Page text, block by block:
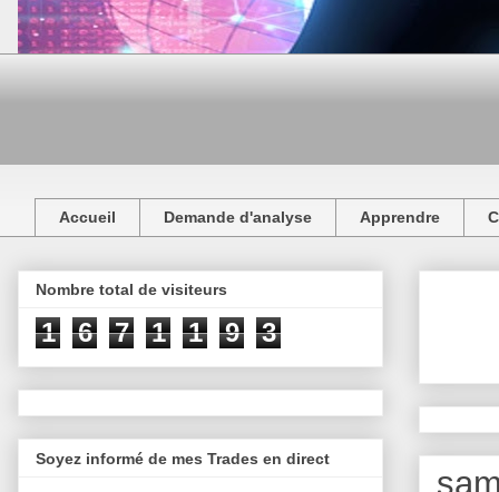
Accueil Demande d'analyse Apprendre
Nombre total de visiteurs
1 6 7 1 1 9 3
Soyez informé de mes Trades en direct